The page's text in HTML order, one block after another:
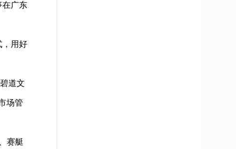
在广东
，用好
道文
场管
赛艇